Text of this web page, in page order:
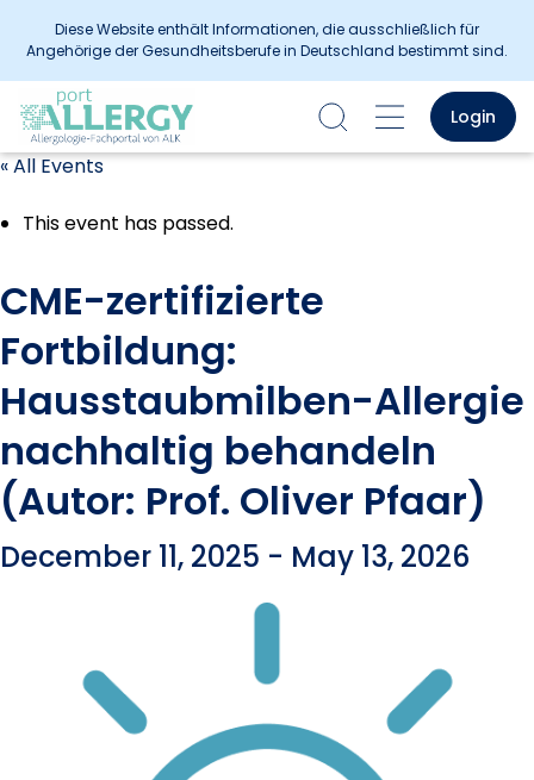
Diese Website enthält Informationen, die ausschließlich für
Angehörige der Gesundheitsberufe in Deutschland bestimmt sind.
Login
« All Events
This event has passed.
CME-zertifizierte
Fortbildung:
Hausstaubmilben-Allergie
nachhaltig behandeln
(Autor: Prof. Oliver Pfaar)
December 11, 2025 - May 13, 2026